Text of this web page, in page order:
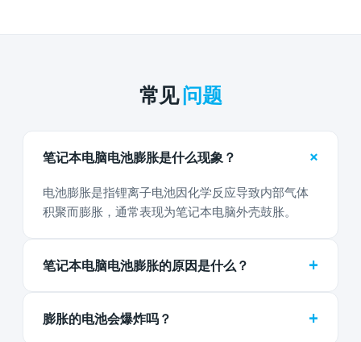
常见问题
笔记本电脑电池膨胀是什么现象？ +
电池膨胀是指锂离子电池因化学反应导致内部气体
积聚而膨胀，通常表现为笔记本电脑外壳鼓胀。
笔记本电脑电池膨胀的原因是什么？ +
膨胀的电池会爆炸吗？ +